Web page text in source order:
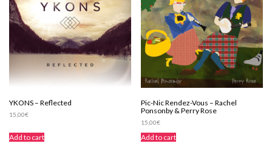
YKONS – Reflected
15,00€
Add to cart
Pic-Nic Rendez-Vous – Rachel
Ponsonby & Perry Rose
15,00€
Add to cart